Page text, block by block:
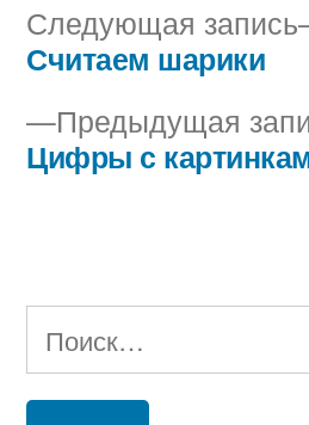
Навигация
по
записям
Предыдущая
Цифры с
Следующая запись
Считаем шарики
Найти: